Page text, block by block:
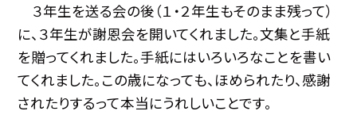
３年生を送る会の後（１・２年生もそのまま残って）
に、３年生が謝恩会を開いてくれました。文集と手紙
を贈ってくれました。手紙にはいろいろなことを書い
てくれました。この歳になっても、ほめられたり、感謝
されたりするって本当にうれしいことです。